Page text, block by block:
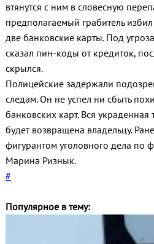
втянутся с ним в словесную
предполагаемый грабитель
две банковские карты. Под
сказал пин-коды от кредиток,
скрылся.
Полицейские задержали
следам. Он не успел ни сбыть
банковских карт. Вся украденная
будет возвращена владельцу.
фигурантом уголовного дела по
Марина Ризнык.
#
Популярное в тему: